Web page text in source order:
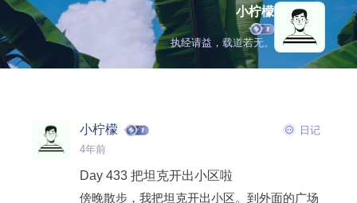
小柠檬
执经请益，载道若无。
小柠檬
日记
4年前
Day 433 把坦克开出小区啦
傍晚散步，我把坦克开出小区。到外面的广场